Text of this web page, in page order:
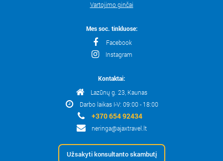
Vartojimo ginčai
Mes soc. tinkluose:
Facebook
Instagram
Kontaktai:
Lazūnų g. 23, Kaunas
Darbo laikas I-V: 09:00 - 18:00
+370 654 92434
neringa@ajaxtravel.lt
Užsakyti konsultanto skambutį